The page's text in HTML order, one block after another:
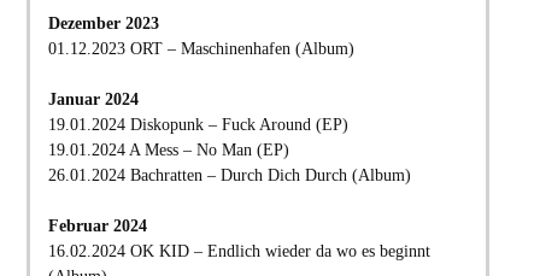
Dezember 2023
01.12.2023 ORT – Maschinenhafen (Album)
Januar 2024
19.01.2024 Diskopunk – Fuck Around (EP)
19.01.2024 A Mess – No Man (EP)
26.01.2024 Bachratten – Durch Dich Durch (Album)
Februar 2024
16.02.2024 OK KID – Endlich wieder da wo es beginnt